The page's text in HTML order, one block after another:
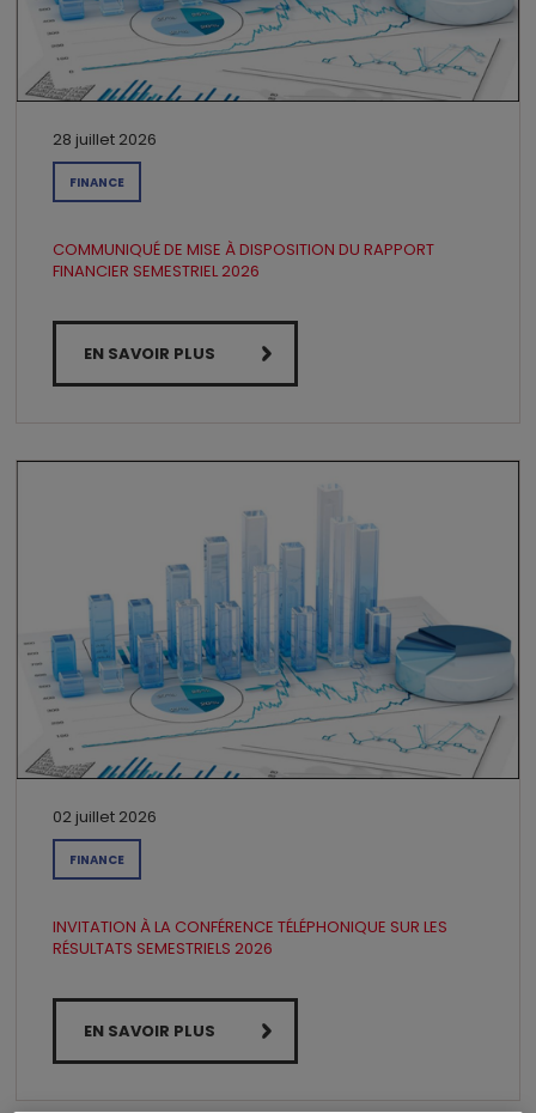
28 juillet 2026
FINANCE
COMMUNIQUÉ DE MISE À DISPOSITION DU RAPPORT
FINANCIER SEMESTRIEL 2026
EN SAVOIR PLUS
02 juillet 2026
FINANCE
INVITATION À LA CONFÉRENCE TÉLÉPHONIQUE SUR LES
RÉSULTATS SEMESTRIELS 2026
EN SAVOIR PLUS